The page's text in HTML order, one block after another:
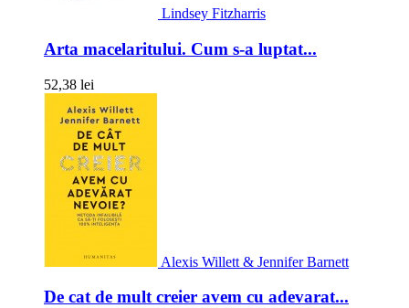
Lindsey Fitzharris
Arta macelaritului. Cum s-a luptat...
52,38 lei
Alexis Willett & Jennifer Barnett
De cat de mult creier avem cu adevarat...